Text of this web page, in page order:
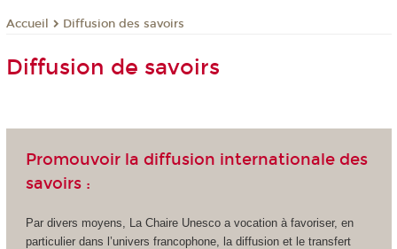
Accueil Diffusion des savoirs
Diffusion de savoirs
Promouvoir la diffusion internationale des
savoirs :
Par divers moyens, La Chaire Unesco a vocation à favoriser, en
particulier dans l’univers francophone, la diffusion et le transfert